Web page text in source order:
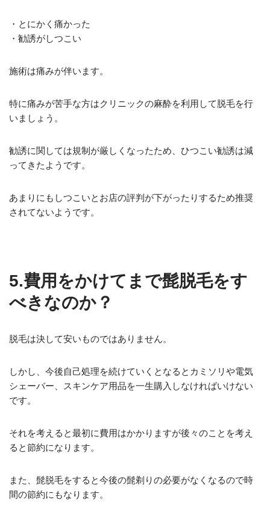
・とにかく痛かった
・勧誘がしつこい
施術は痛みが伴います。
特に痛みが苦手な方はクリニックの麻酔を利用して脱毛を行
いましょう。
勧誘に関しては規制が厳しくなったため、ひつこい勧誘は減
ってきたようです。
あまりにもしつこいとお店の評判が下がったりするため推奨
されてないようです。
5.費用をかけてまで髭脱毛をす
べきなのか？
脱毛は決して安いものではありません。
しかし、今後自己処理を続けていくとなるとカミソリや電気
シェーバー、スキンケア用品を一生購入しなければいけない
です。
それを考えると最初に費用はかかりますが後々のことを考え
ると節約になります。
また、髭脱毛をすると今後の髭剃りの必要がなくなるので時
間の節約にもなります。